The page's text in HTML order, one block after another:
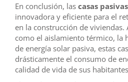
En conclusión, las casas pasivas
innovadora y eficiente para el
en la construcción de
como el aislamiento térmico, la
de energía solar pasiva, estas
drásticamente el consumo de
calidad de vida de sus